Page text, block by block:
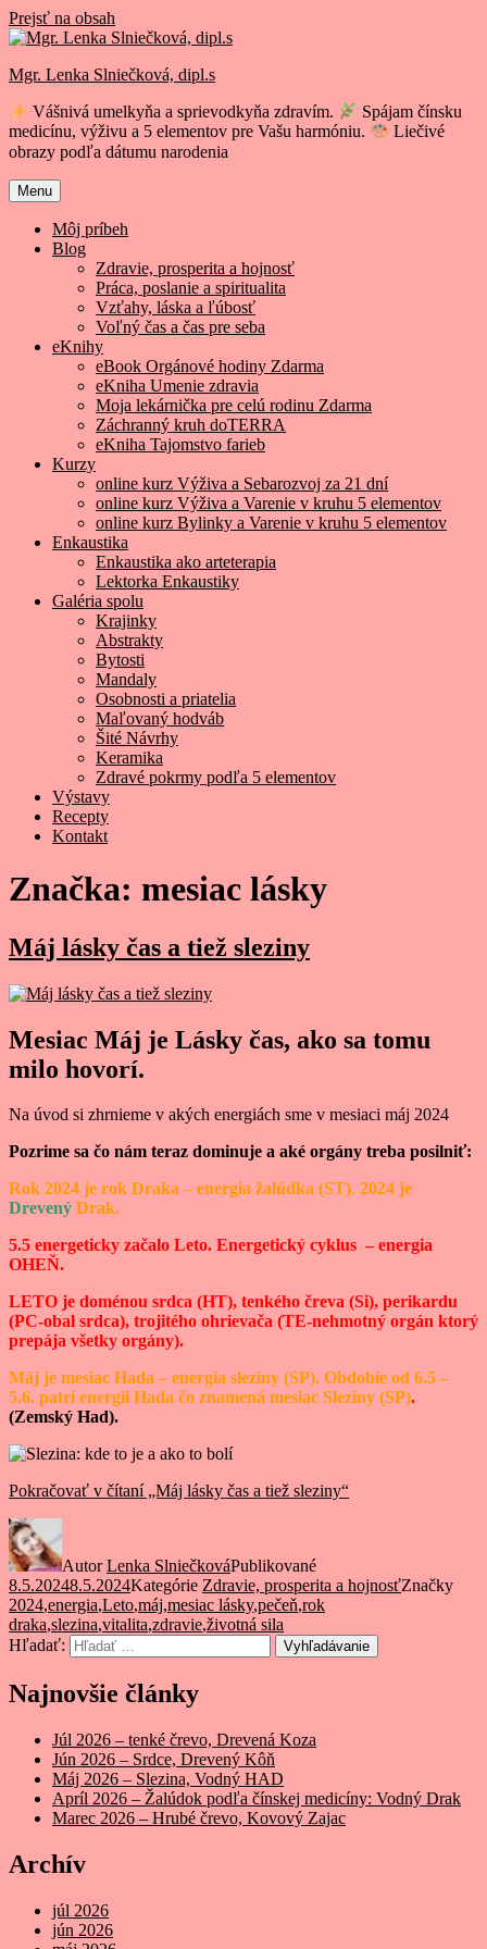
Prejsť na obsah
Mgr. Lenka Slniečková, dipl.s
Vášnivá umelkyňa a sprievodkyňa zdravím.
Spájam čínsku
medicínu, výživu a 5 elementov pre Vašu harmóniu.
Liečivé
obrazy podľa dátumu narodenia
Menu
Môj príbeh
Blog
Zdravie, prosperita a hojnosť
Práca, poslanie a spiritualita
Vzťahy, láska a ľúbosť
Voľný čas a čas pre seba
eKnihy
eBook Orgánové hodiny Zdarma
eKniha Umenie zdravia
Moja lekárnička pre celú rodinu Zdarma
Záchranný kruh doTERRA
eKniha Tajomstvo farieb
Kurzy
online kurz Výživa a Sebarozvoj za 21 dní
online kurz Výživa a Varenie v kruhu 5 elementov
online kurz Bylinky a Varenie v kruhu 5 elementov
Enkaustika
Enkaustika ako arteterapia
Lektorka Enkaustiky
Galéria spolu
Krajinky
Abstrakty
Bytosti
Mandaly
Osobnosti a priatelia
Maľovaný hodváb
Šité Návrhy
Keramika
Zdravé pokrmy podľa 5 elementov
Výstavy
Recepty
Kontakt
Značka: mesiac lásky
Máj lásky čas a tiež sleziny
Mesiac Máj je Lásky čas, ako sa tomu
milo hovorí.
Na úvod si zhrnieme v akých energiách sme v mesiaci máj 2024
Pozrime sa čo nám teraz dominuje a aké orgány treba posilniť:
Rok 2024 je rok Draka – energia žalúdka (ST). 2024 je
Drevený Drak.
5.5 energeticky začalo Leto. Energetický cyklus – energia
OHEŇ.
LETO je doménou srdca (HT), tenkého čreva (Si), perikardu
(PC-obal srdca), trojitého ohrievača (TE-nehmotný orgán ktorý
prepája všetky orgány).
Máj je mesiac Hada – energia sleziny (SP). Obdobie od 6.5 –
5.6. patrí energii Hada čo znamená mesiac Sleziny (SP).
(Zemský Had).
Pokračovať v čítaní„Máj lásky čas a tiež sleziny“
AutorLenka SlniečkováPublikované
8.5.20248.5.2024Kategórie Zdravie, prosperita a hojnosťZnačky
2024,energia,Leto,máj,mesiac lásky,pečeň,rok
draka,slezina,vitalita,zdravie,životná sila
Hľadať:
Vyhľadávanie
Najnovšie články
Júl 2026 – tenké črevo, Drevená Koza
Jún 2026 – Srdce, Drevený Kôň
Máj 2026 – Slezina, Vodný HAD
Apríl 2026 – Žalúdok podľa čínskej medicíny: Vodný Drak
Marec 2026 – Hrubé črevo, Kovový Zajac
Archív
júl 2026
jún 2026